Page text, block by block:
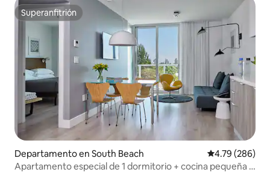
Superanfitrión
Superanfitrión
Departamento en South Beach Calificación
4.79 (286)
Apartamento especial de 1 dormitorio + cocina pequeña y